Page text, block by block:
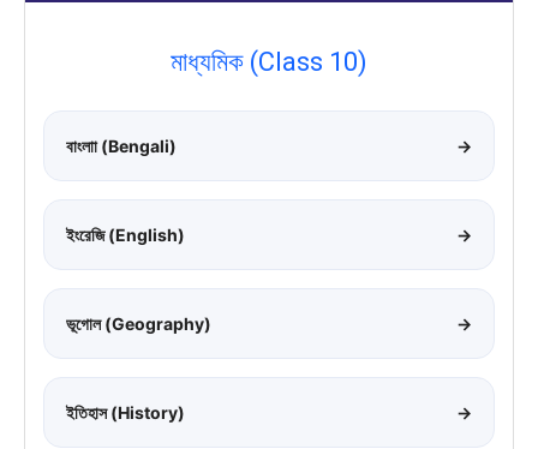
মাধ্যমিক (Class 10)
বাংলাা (Bengali) →
ইংরেজি (English) →
ভূগোল (Geography) →
ইতিহাস (History) →